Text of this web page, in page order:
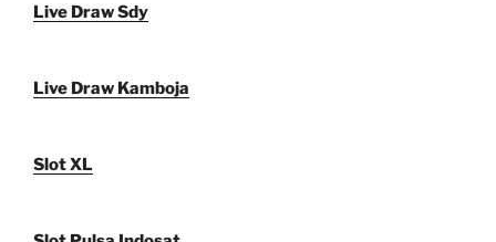
Live Draw Sdy
Live Draw Kamboja
Slot XL